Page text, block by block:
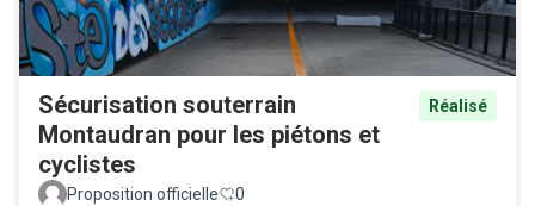
Sécurisation souterrain
Montaudran pour les piétons et
cyclistes
Réalisé
Proposition officielle 0